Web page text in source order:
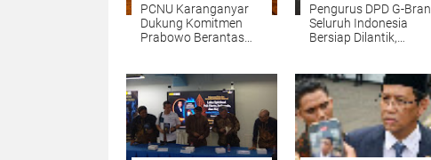
PCNU Karanganyar
Dukung Komitmen
Prabowo Berantas
Pengurus DPD G-Bran
Seluruh Indonesia
Bersiap Dilantik,